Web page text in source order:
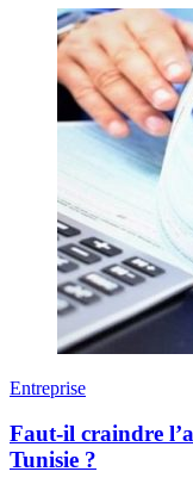
Entreprise
Faut-il craindre
Tunisie ?